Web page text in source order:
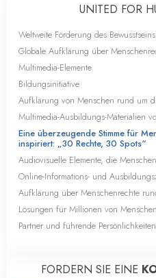
UNITED FOR
Weltweite Förderung des
Globale Aufklärung über
Multimedia-Elemente
Bildungsinitiative
Aufklärung von Menschen rund um
Multimedia-Ausbildungs-Materialien
Eine überzeugende Stimme für
inspiriert: „30 Rechte, 30 Spots“
Audiovisuelle Elemente, die
Online-Informations- und
Aufklärung über Menschenrechte
Lösungen für Millionen von Menschen
Partner und führende
FORDERN SIE EINE